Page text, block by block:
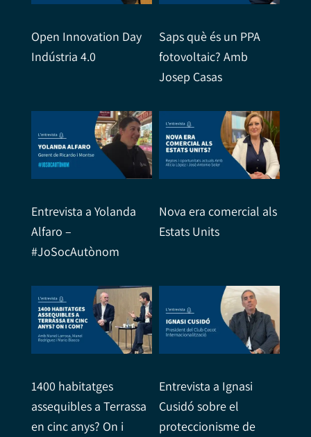
Open Innovation Day
Indústria 4.0
Saps què és un PPA
fotovoltaic? Amb
Josep Casas
Entrevista a Yolanda
Alfaro –
#JoSocAutònom
Nova era comercial als
Estats Units
1400 habitatges
assequibles a Terrassa
en cinc anys? On i
Entrevista a Ignasi
Cusidó sobre el
proteccionisme de